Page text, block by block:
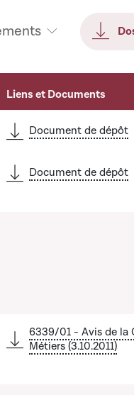
Liens et Documents
Document de dépôt
Document de dépôt
6339/01 - Avis de la
Métiers (3.10.2011)